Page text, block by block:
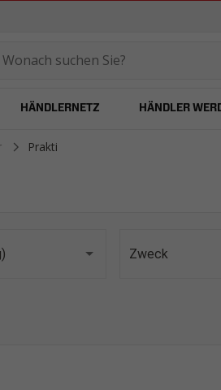
temared
HÄNDLERNETZ HÄNDLER
Prakti
Zweck